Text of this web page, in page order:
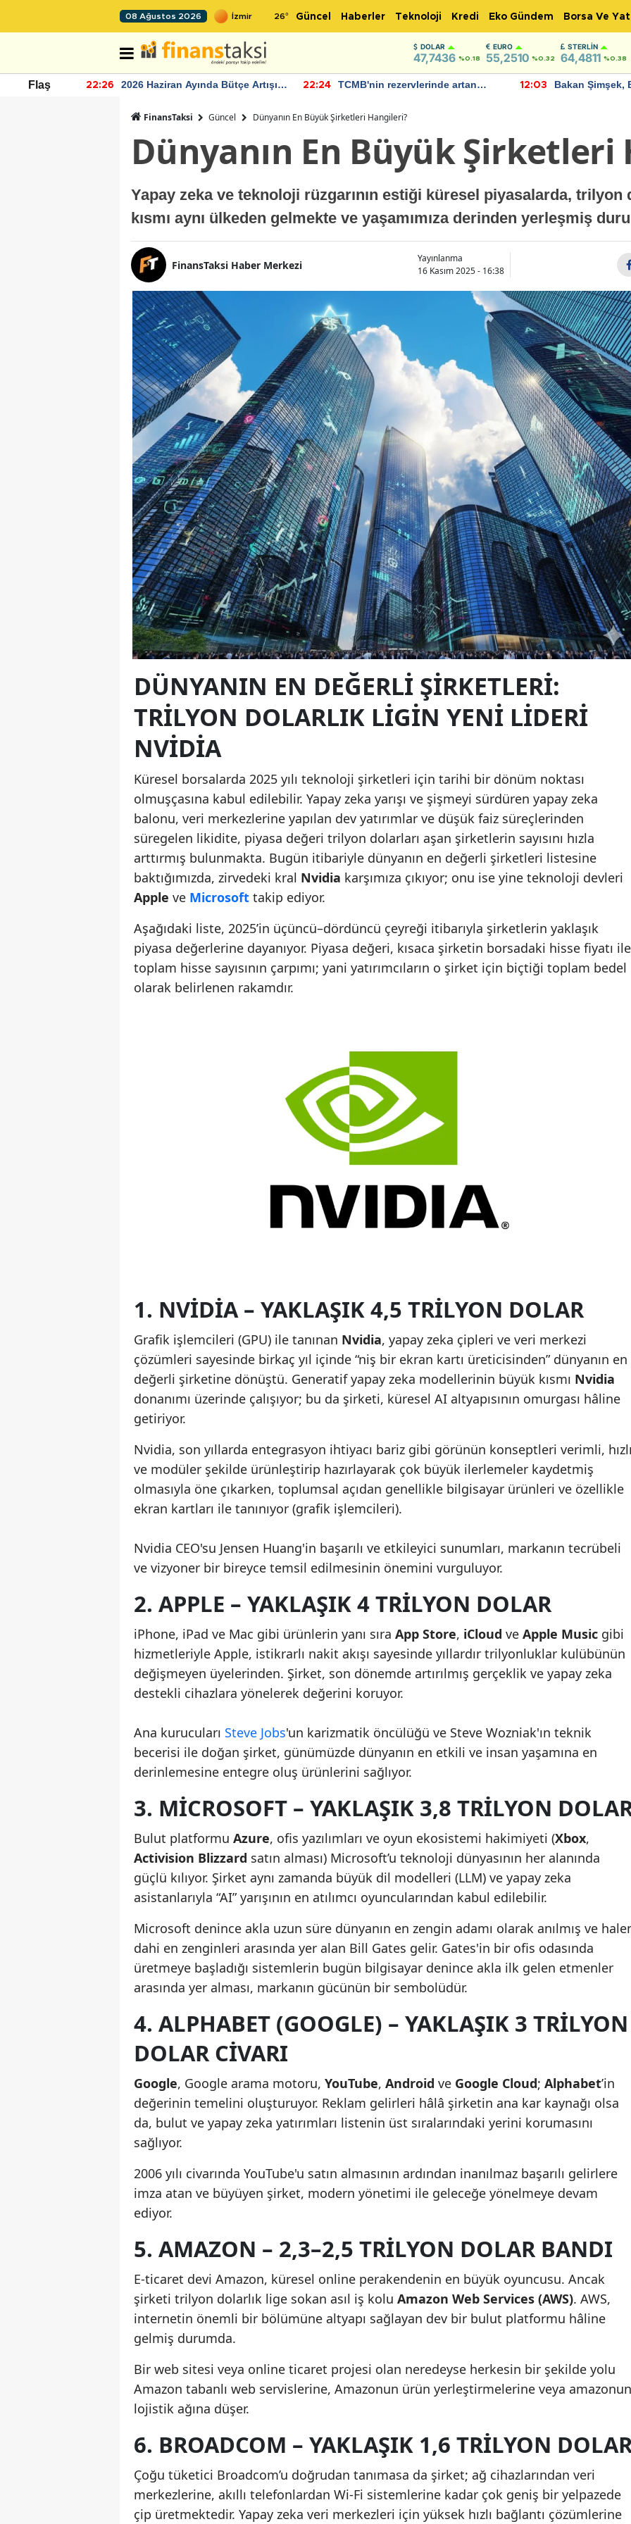
08 Ağustos 2026 26° Güncel Haberler Teknoloji Kredi Eko Gündem Borsa Ve
DOLAR
47,7436 %0.18
EURO
55,2510 %0.32
STERLIN
64,4811 %0.38
Flaş 22:26
2026 Haziran Ayında Bütçe Artışı
22:24
TCMB'nin rezervlerinde artan
12:03
Bakan Şimşek,
FinansTaksi Güncel Dünyanın En Büyük Şirketleri Hangileri?
Dünyanın En Büyük Şirketleri
Yapay zeka ve teknoloji rüzgarının estiği küresel piyasalarda,
kısmı aynı ülkeden gelmekte ve yaşamımıza derinden yerleşmiş
FinansTaksi Haber Merkezi
Yayınlanma
16 Kasım 2025 - 16:38
DÜNYANIN EN DEĞERLI ŞIRKETLERI:
TRILYON DOLARLIK LIGIN YENI LIDERI
NVIDIA
Küresel borsalarda 2025 yılı teknoloji şirketleri için tarihi bir dönüm noktası
olmuşçasına kabul edilebilir. Yapay zeka yarışı ve şişmeyi sürdüren yapay zeka
balonu, veri merkezlerine yapılan dev yatırımlar ve düşük faiz süreçlerinden
süregelen likidite, piyasa değeri trilyon dolarları aşan şirketlerin sayısını hızla
arttırmış bulunmakta. Bugün itibariyle dünyanın en değerli şirketleri listesine
baktığımızda, zirvedeki kral Nvidia karşımıza çıkıyor; onu ise yine teknoloji devleri
Apple ve Microsoft takip ediyor.
Aşağıdaki liste, 2025’in üçüncü–dördüncü çeyreği itibarıyla şirketlerin yaklaşık
piyasa değerlerine dayanıyor. Piyasa değeri, kısaca şirketin borsadaki hisse fiyatı ile
toplam hisse sayısının çarpımı; yani yatırımcıların o şirket için biçtiği toplam bedel
olarak belirlenen rakamdır.
1. NVIDIA – YAKLAŞIK 4,5 TRILYON DOLAR
Grafik işlemcileri (GPU) ile tanınan Nvidia, yapay zeka çipleri ve veri merkezi
çözümleri sayesinde birkaç yıl içinde “niş bir ekran kartı üreticisinden” dünyanın en
değerli şirketine dönüştü. Generatif yapay zeka modellerinin büyük kısmı Nvidia
donanımı üzerinde çalışıyor; bu da şirketi, küresel AI altyapısının omurgası hâline
getiriyor.
Nvidia, son yıllarda entegrasyon ihtiyacı bariz gibi görünün konseptleri verimli,
ve modüler şekilde ürünleştirip hazırlayarak çok büyük ilerlemeler kaydetmiş
olmasıyla öne çıkarken, toplumsal açıdan genellikle bilgisayar ürünleri ve özellikle
ekran kartları ile tanınıyor (grafik işlemcileri).
Nvidia CEO'su Jensen Huang'in başarılı ve etkileyici sunumları, markanın tecrübeli
ve vizyoner bir bireyce temsil edilmesinin önemini vurguluyor.
2. APPLE – YAKLAŞIK 4 TRILYON DOLAR
iPhone, iPad ve Mac gibi ürünlerin yanı sıra App Store, iCloud ve Apple Music gibi
hizmetleriyle Apple, istikrarlı nakit akışı sayesinde yıllardır trilyonluklar kulübünün
değişmeyen üyelerinden. Şirket, son dönemde artırılmış gerçeklik ve yapay zeka
destekli cihazlara yönelerek değerini koruyor.
Ana kurucuları Steve Jobs'un karizmatik öncülüğü ve Steve Wozniak'ın teknik
becerisi ile doğan şirket, günümüzde dünyanın en etkili ve insan yaşamına en
derinlemesine entegre oluş ürünlerini sağlıyor.
3. MICROSOFT – YAKLAŞIK 3,8 TRILYON
Bulut platformu Azure, ofis yazılımları ve oyun ekosistemi hakimiyeti (Xbox,
Activision Blizzard satın alması) Microsoft’u teknoloji dünyasının her alanında
güçlü kılıyor. Şirket aynı zamanda büyük dil modelleri (LLM) ve yapay zeka
asistanlarıyla “AI” yarışının en atılımcı oyuncularından kabul edilebilir.
Microsoft denince akla uzun süre dünyanın en zengin adamı olarak anılmış ve
dahi en zenginleri arasında yer alan Bill Gates gelir. Gates'in bir ofis odasında
üretmeye başladığı sistemlerin bugün bilgisayar denince akla ilk gelen etmenler
arasında yer alması, markanın gücünün bir sembolüdür.
4. ALPHABET (GOOGLE) – YAKLAŞIK 3 TRILYON
DOLAR CIVARI
Google, Google arama motoru, YouTube, Android ve Google Cloud; Alphabet’in
değerinin temelini oluşturuyor. Reklam gelirleri hâlâ şirketin ana kar kaynağı olsa
da, bulut ve yapay zeka yatırımları listenin üst sıralarındaki yerini korumasını
sağlıyor.
2006 yılı civarında YouTube'u satın almasının ardından inanılmaz başarılı gelirlere
imza atan ve büyüyen şirket, modern yönetimi ile geleceğe yönelmeye devam
ediyor.
5. AMAZON – 2,3–2,5 TRILYON DOLAR BANDI
E-ticaret devi Amazon, küresel online perakendenin en büyük oyuncusu. Ancak
şirketi trilyon dolarlık lige sokan asıl iş kolu Amazon Web Services (AWS). AWS,
internetin önemli bir bölümüne altyapı sağlayan dev bir bulut platformu hâline
gelmiş durumda.
Bir web sitesi veya online ticaret projesi olan neredeyse herkesin bir şekilde yolu
Amazon tabanlı web servislerine, Amazonun ürün yerleştirmelerine veya amazonun
lojistik ağına düşer.
6. BROADCOM – YAKLAŞIK 1,6 TRILYON
Çoğu tüketici Broadcom’u doğrudan tanımasa da şirket; ağ cihazlarından veri
merkezlerine, akıllı telefonlardan Wi-Fi sistemlerine kadar çok geniş bir yelpazede
çip üretmektedir. Yapay zeka veri merkezleri için yüksek hızlı bağlantı çözümlerine